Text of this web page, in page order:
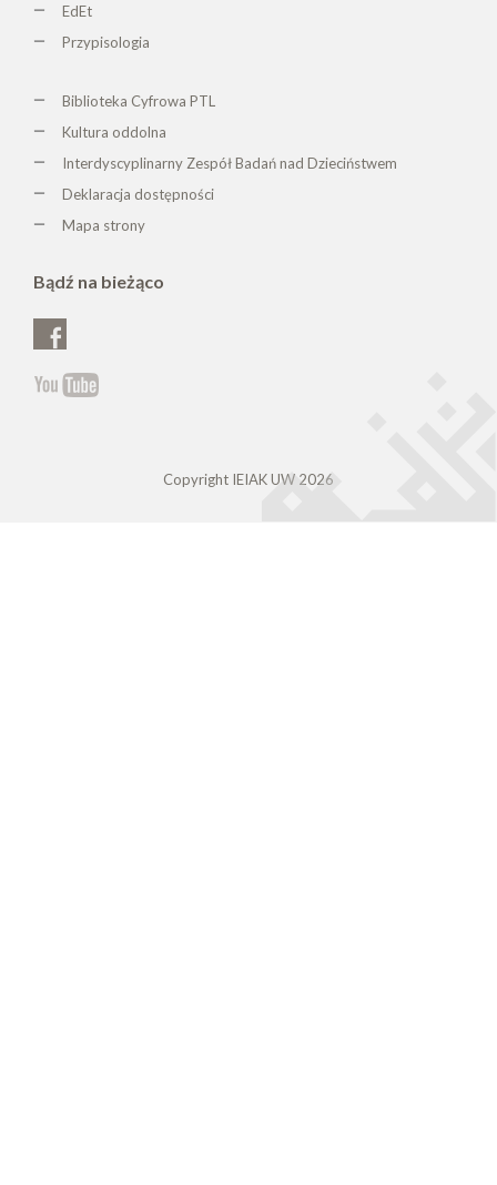
EdEt
Przypisologia
Biblioteka Cyfrowa PTL
Kultura oddolna
Interdyscyplinarny Zespół Badań nad Dzieciństwem
Deklaracja dostępności
Mapa strony
Bądź na bieżąco
Copyright IEIAK UW 2026